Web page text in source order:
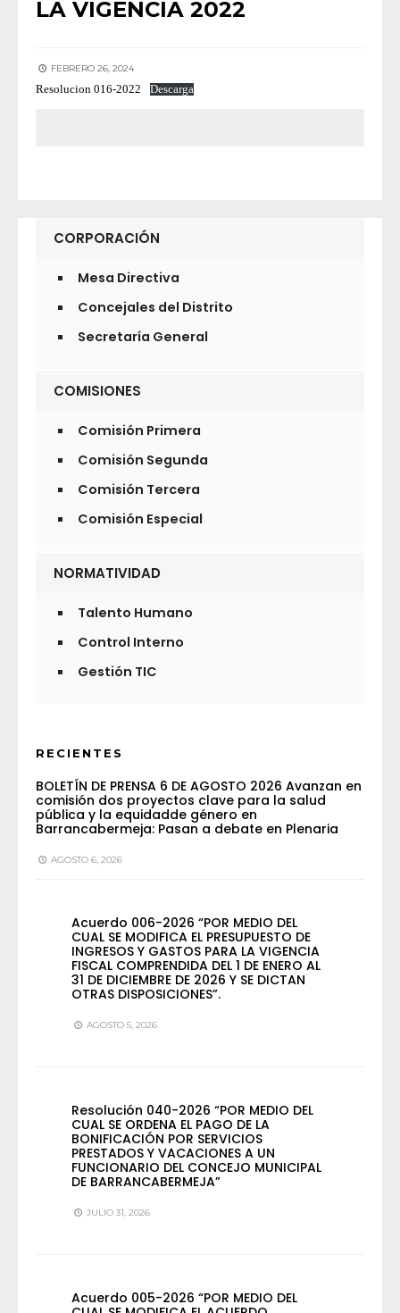
LA VIGENCIA 2022
FEBRERO 26, 2024
Resolucion 016-2022 Descarga
CORPORACIÓN
Mesa Directiva
Concejales del Distrito
Secretaría General
COMISIONES
Comisión Primera
Comisión Segunda
Comisión Tercera
Comisión Especial
NORMATIVIDAD
Talento Humano
Control Interno
Gestión TIC
RECIENTES
BOLETÍN DE PRENSA 6 DE AGOSTO 2026 Avanzan en
comisión dos proyectos clave para la salud
pública y la equidadde género en
Barrancabermeja: Pasan a debate en Plenaria
AGOSTO 6, 2026
Acuerdo 006-2026 “POR MEDIO DEL
CUAL SE MODIFICA EL PRESUPUESTO DE
INGRESOS Y GASTOS PARA LA VIGENCIA
FISCAL COMPRENDIDA DEL 1 DE ENERO AL
31 DE DICIEMBRE DE 2026 Y SE DICTAN
OTRAS DISPOSICIONES”.
AGOSTO 5, 2026
Resolución 040-2026 “POR MEDIO DEL
CUAL SE ORDENA EL PAGO DE LA
BONIFICACIÓN POR SERVICIOS
PRESTADOS Y VACACIONES A UN
FUNCIONARIO DEL CONCEJO MUNICIPAL
DE BARRANCABERMEJA”
JULIO 31, 2026
Acuerdo 005-2026 “POR MEDIO DEL